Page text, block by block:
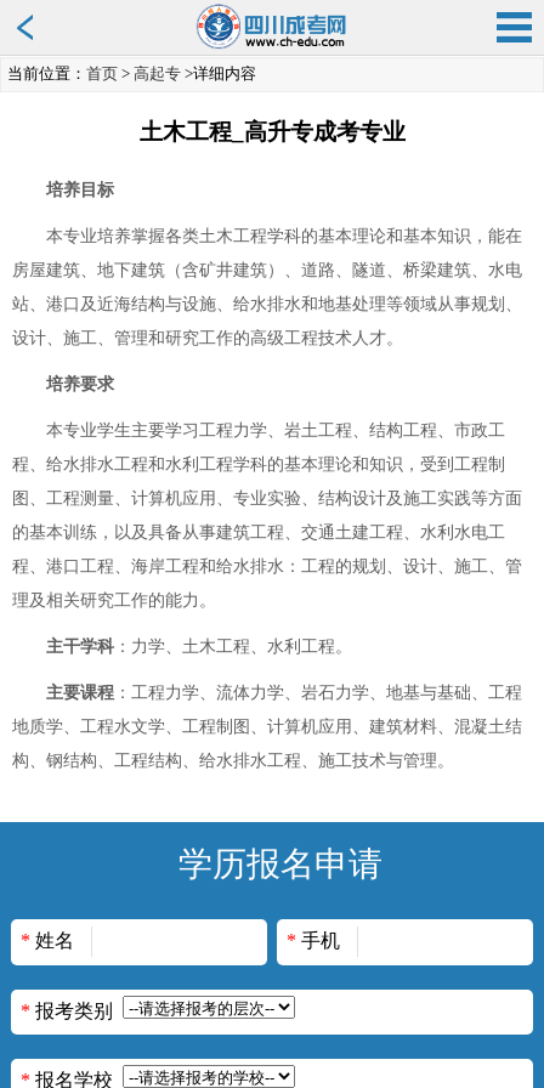
当前位置： 首页 > 高起专 >详细内容
土木工程_高升专成考专业
培养目标
本专业培养掌握各类土木工程学科的基本理论和基本知识，能在
房屋建筑、地下建筑（含矿井建筑）、道路、隧道、桥梁建筑、水电
站、港口及近海结构与设施、给水排水和地基处理等领域从事规划、
设计、施工、管理和研究工作的高级工程技术人才。
培养要求
本专业学生主要学习工程力学、岩土工程、结构工程、市政工
程、给水排水工程和水利工程学科的基本理论和知识，受到工程制
图、工程测量、计算机应用、专业实验、结构设计及施工实践等方面
的基本训练，以及具备从事建筑工程、交通土建工程、水利水电工
程、港口工程、海岸工程和给水排水：工程的规划、设计、施工、管
理及相关研究工作的能力。
主干学科 ：力学、土木工程、水利工程。
主要课程 ：工程力学、流体力学、岩石力学、地基与基础、工程
地质学、工程水文学、工程制图、计算机应用、建筑材料、混凝土结
构、钢结构、工程结构、给水排水工程、施工技术与管理。
学历报名申请
* 姓名 * 手机
* 报考类别
* 报名学校